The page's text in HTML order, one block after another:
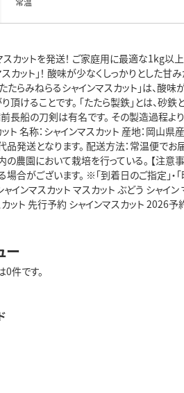
カットを発送！ ご家庭用に最適な1kg以
カット」！ 酸味が少なくしっかりとした甘
たらみねらるシャインマスカット」は、酸
頂けることです。 「たたら製鉄」とは、
前長船の刀剣は有名です。 その製造過程
ト 名称：シャインマスカット 産地：岡
発送となります。 配送方法：常温便で
農園において栽培を行っている。 【注意
合がございます。 ※「到着日のご指定」
インマスカット マスカット ぶどう シャ
ット 先行予約 シャインマスカット 2026予
ー
件です。